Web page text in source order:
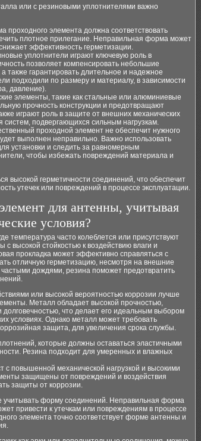
или с резиновыми уплотнителями важно
проходного элемента должна соответствовать
плотное прилегание. Неправильная форма может
эффективность герметизации.
уплотнители играют ключевую роль в
позволяет компенсировать небольшие
также гарантировать длительное и надежное
подходили по размеру и материалу, в зависимости
давление).
элементы, такие как стальные или алюминиевые
прочность конструкции и предотвращают
играют роль в защите от внешних механических
систем, подвергающихся сильным нагрузкам.
проходной элемент не обеспечит нужного
выполнен неправильно. Важно использовать
установки и следить за равномерным
чтобы избежать повреждений материала и
высокой герметичности соединений, что обеспечит
утечек или повреждений в процессе эксплуатации.
для антенны, учитывая
условия?
температура часто колеблется или присутствуют
высокой стойкостью к воздействию влаги и
прокладка может эффективно справляться с
отличную герметизацию, несмотря на внешние
дождями, резина поможет предотвратить
или высокой вероятностью коррозии лучше
Металл обладает высокой прочностью,
что делает его идеальным выбором
условиях. Однако металл может требовать
защита, для увеличения срока службы.
которые должны оставаться эластичными
Резина подходит для умеренных и влажных
с повышенной механической нагрузкой и высокими
защищены от повреждений и воздействия
защиты от коррозии.
учитывать форму соединений. Неправильная форма
привести к утечкам или повреждениям в процессе
элемента точно соответствует форме антенны и